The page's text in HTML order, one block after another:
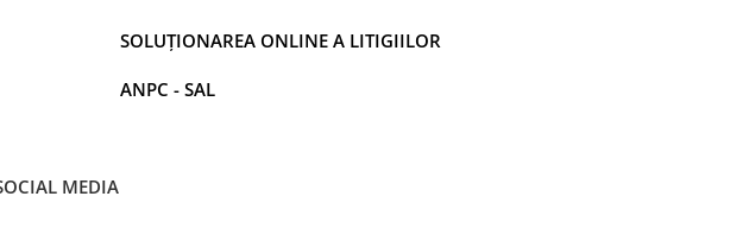
SOLUȚIONAREA ONLINE A LITIGIILOR
ANPC - SAL
MEDIA